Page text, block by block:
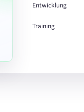
Entwicklung
Training